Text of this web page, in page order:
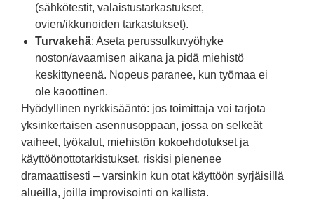
(sähkötestit, valaistustarkastukset,
ovien/ikkunoiden tarkastukset).
Turvakehä: Aseta perussulkuvyöhyke
noston/avaamisen aikana ja pidä miehistö
keskittyneenä. Nopeus paranee, kun työmaa ei
ole kaoottinen.
Hyödyllinen nyrkkisääntö: jos toimittaja voi tarjota
yksinkertaisen asennusoppaan, jossa on selkeät
vaiheet, työkalut, miehistön kokoehdotukset ja
käyttöönottotarkistukset, riskisi pienenee
dramaattisesti – varsinkin kun otat käyttöön syrjäisillä
alueilla, joilla improvisointi on kallista.